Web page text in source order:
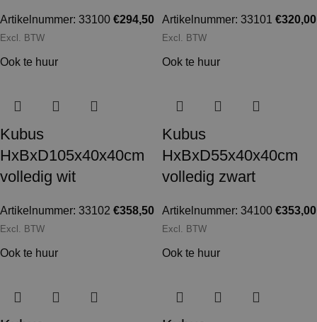
Artikelnummer: 33100 €294,50
Excl. BTW
Artikelnummer: 33101 €320,00
Excl. BTW
Ook te huur
Kubus
HxBxD105x40x40cm
volledig wit
Artikelnummer: 33102 €358,50
Excl. BTW
Ook te huur
Kubus
HxBxD55x40x40cm
volledig zwart
Artikelnummer: 34100 €353,00
Excl. BTW
Ook te huur Ook te huur